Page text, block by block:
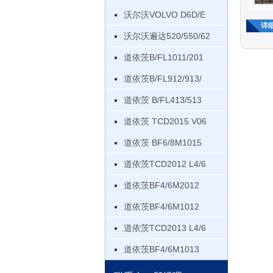
沃尔沃VOLVO D6D/E
沃尔沃遍达520/550/62
道依茨B/FL1011/201
道依茨B/FL912/913/
道依茨 B/FL413/513
道依茨 TCD2015 V06
道依茨 BF6/8M1015
道依茨TCD2012 L4/6
道依茨BF4/6M2012
道依茨BF4/6M1012
道依茨TCD2013 L4/6
道依茨BF4/6M1013
详